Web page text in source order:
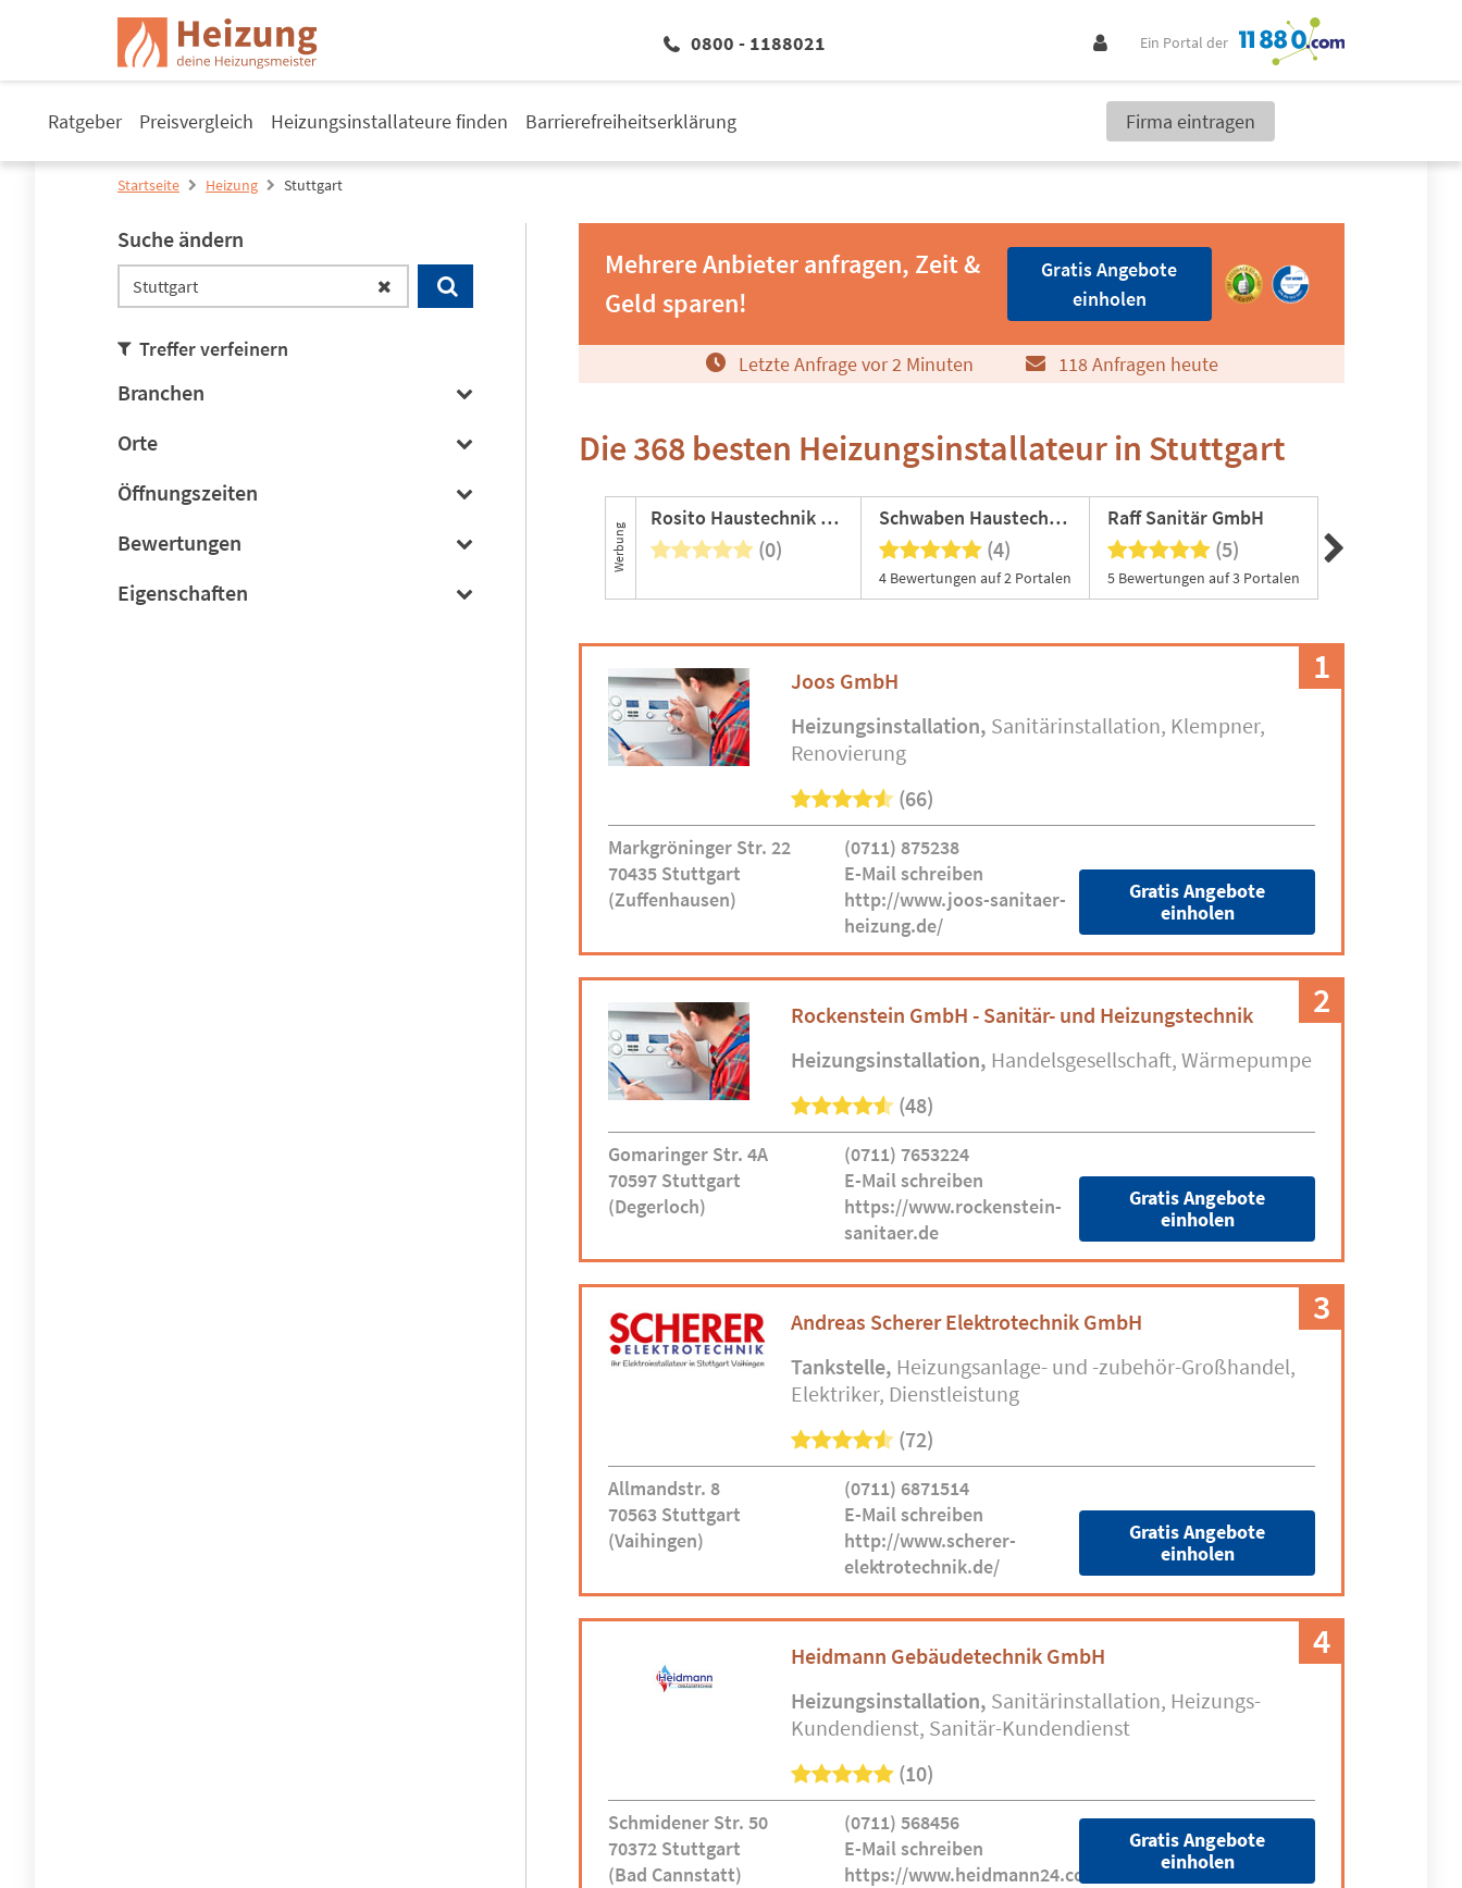
0800 - 1188021 Ein Portal der
Ratgeber Preisvergleich Heizungsinstallateure finden Barrierefreiheitserklärung Firma eintragen
Startseite Heizung Stuttgart
Suche ändern
Treffer verfeinern
Branchen
Orte
Öffnungszeiten
Bewertungen
Eigenschaften
Mehrere Anbieter anfragen, Zeit &
Geld sparen!
Gratis Angebote
einholen
Letzte Anfrage vor2Minuten 118 Anfragen heute
Die 368 besten Heizungsinstallateur in Stuttgart
Werbung
Rosito Haustechnik GmbH
(0)
Schwaben Haustechnik GmbH
(4)
4 Bewertungen auf 2 Portalen
Raff Sanitär GmbH
(5)
5 Bewertungen auf 3 Portalen
1
Joos GmbH
Heizungsinstallation Sanitärinstallation Klempner
Renovierung
(66)
Markgröninger Str. 22
70435 Stuttgart
(Zuffenhausen)
(0711) 875238
E-Mail schreiben
http://www.joos-sanitaer-
heizung.de/
Gratis Angebote
einholen
2
Rockenstein GmbH - Sanitär- und Heizungstechnik
Heizungsinstallation Handelsgesellschaft Wärmepumpe
(48)
Gomaringer Str. 4A
70597 Stuttgart
(Degerloch)
(0711) 7653224
E-Mail schreiben
https://www.rockenstein-
sanitaer.de
Gratis Angebote
einholen
3
Andreas Scherer Elektrotechnik GmbH
Tankstelle Heizungsanlage- und -zubehör-Großhandel
Elektriker Dienstleistung
(72)
Allmandstr. 8
70563 Stuttgart
(Vaihingen)
(0711) 6871514
E-Mail schreiben
http://www.scherer-
elektrotechnik.de/
Gratis Angebote
einholen
4
Heidmann Gebäudetechnik GmbH
Heizungsinstallation Sanitärinstallation Heizungs-
Kundendienst Sanitär-Kundendienst
(10)
Schmidener Str. 50
70372 Stuttgart
(Bad Cannstatt)
(0711) 568456
E-Mail schreiben
https://www.heidmann24.com
Gratis Angebote
einholen